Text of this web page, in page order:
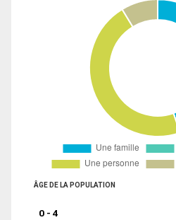
ÂGE DE LA POPULATION
0 - 4